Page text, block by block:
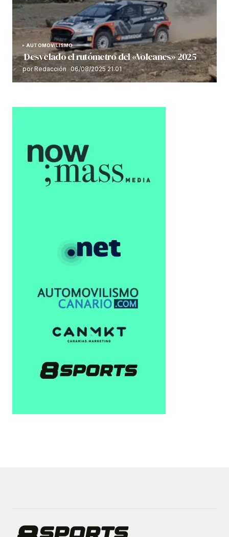
AUTOMOVILISMO
Desvelado el rutómetro del «Volcanes» 2025
por Redacción 06/08/2025 21:01